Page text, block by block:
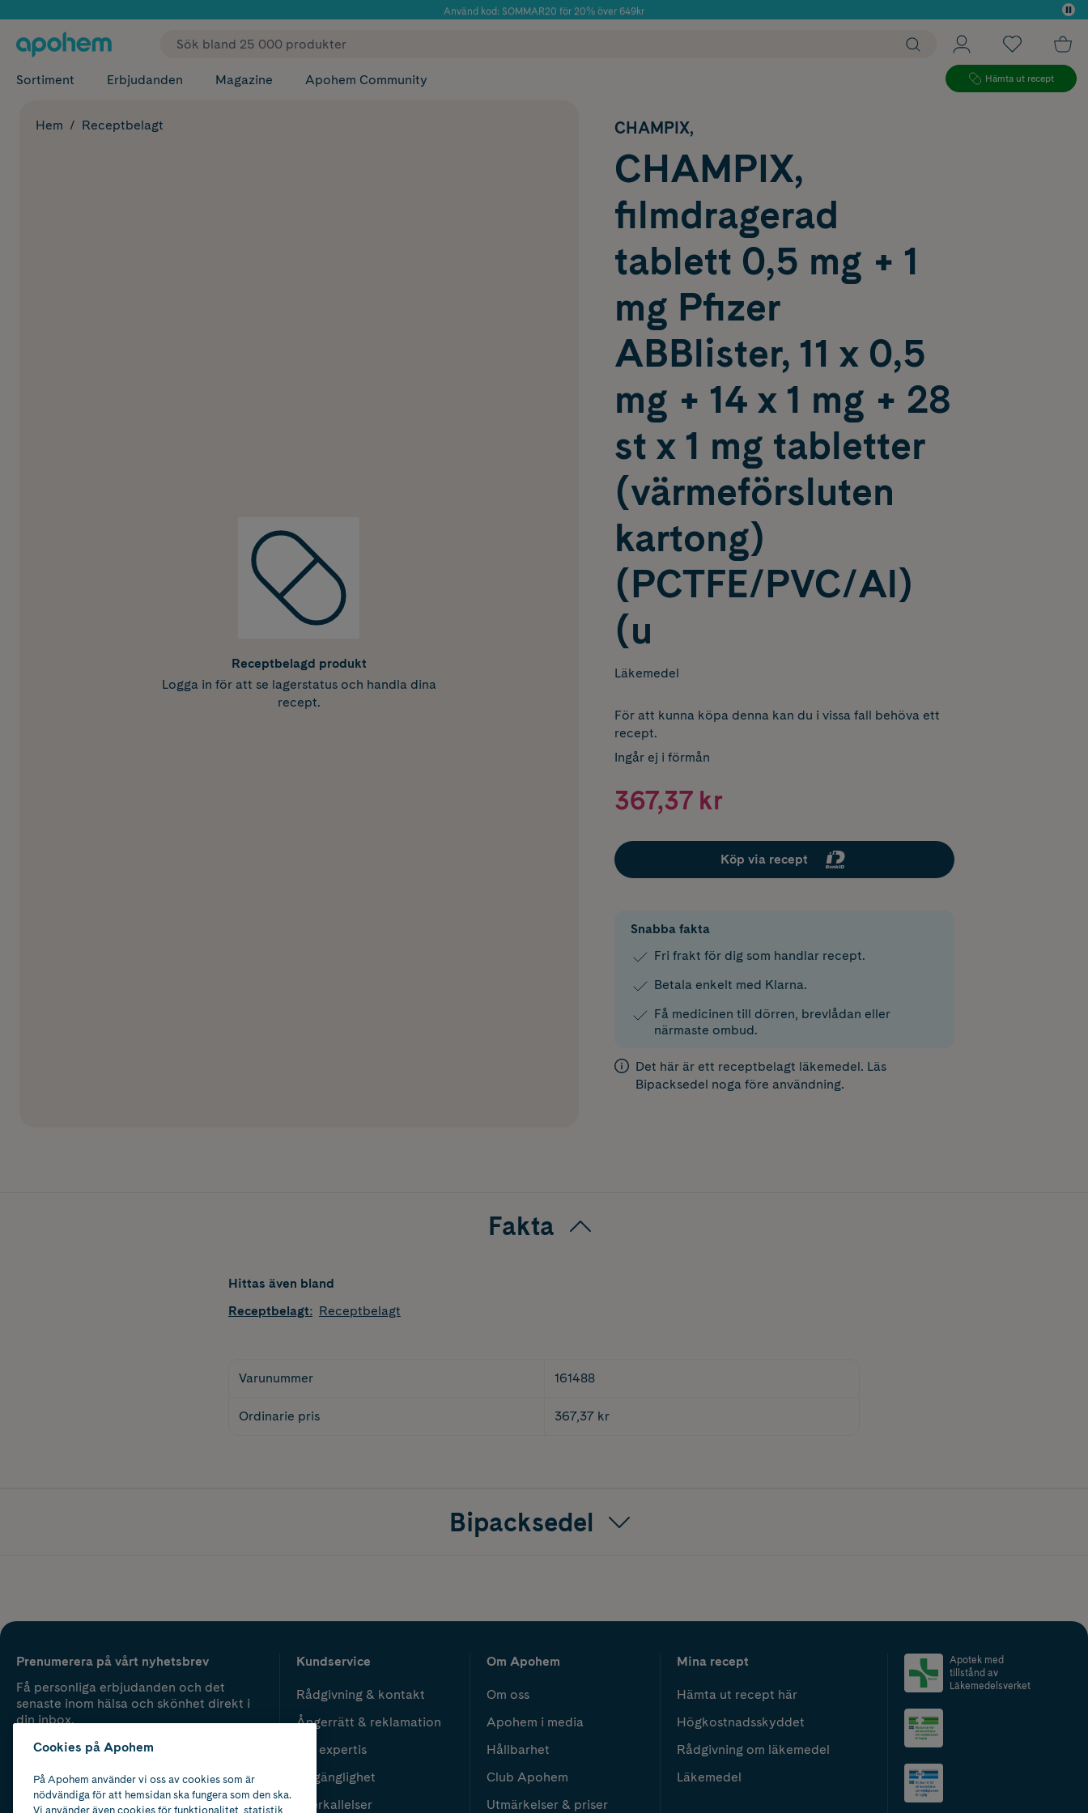
Använd kod: SOMMAR20 för 20% över 649kr
✓ Fri frakt
Sortiment Erbjudanden Magazine Apohem Community Hämta ut recept
Hem Receptbelagt
Receptbelagd produkt
Logga in för att se lagerstatus och handla dina
recept.
CHAMPIX,
CHAMPIX,
filmdragerad
tablett 0,5 mg + 1
mg Pfizer
ABBlister, 11 x 0,5
mg + 14 x 1 mg + 28
st x 1 mg tabletter
(värmeförsluten
kartong)
(PCTFE/PVC/Al)
(u
Läkemedel
För att kunna köpa denna kan du i vissa fall behöva ett
recept.
Ingår ej i förmån
367,37 kr
Köp via recept
Snabba fakta
Fri frakt för dig som handlar recept.
Betala enkelt med Klarna.
Få medicinen till dörren, brevlådan eller
närmaste ombud.
Det här är ett receptbelagt läkemedel. Läs
Bipacksedel noga före användning.
Fakta
Hittas även bland
Receptbelagt: Receptbelagt
Varunummer 161488
Ordinarie pris 367,37 kr
Bipacksedel
Prenumerera på vårt nyhetsbrev
Få personliga erbjudanden och det
senaste inom hälsa och skönhet direkt i
din inbox.
Kundservice
Rådgivning & kontakt
Ångerrätt & reklamation
Vår expertis
Tillgänglighet
Återkallelser
Om Apohem
Om oss
Apohem i media
Hållbarhet
Club Apohem
Utmärkelser & priser
Mina recept
Hämta ut recept här
Högkostnadsskyddet
Rådgivning om läkemedel
Läkemedel
Apotek med
tillstånd av
Läkemedelsverket
Cookies på Apohem
På Apohem använder vi oss av cookies som är
nödvändiga för att hemsidan ska fungera som den ska.
Vi använder även cookies för funktionalitet, statistik